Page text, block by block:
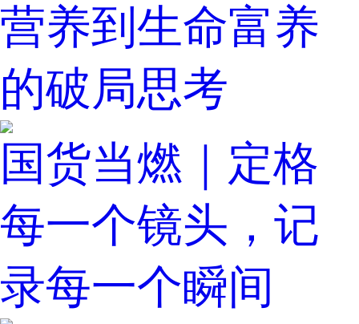
营养到生命富养
的破局思考
国货当燃｜定格
每一个镜头，记
录每一个瞬间